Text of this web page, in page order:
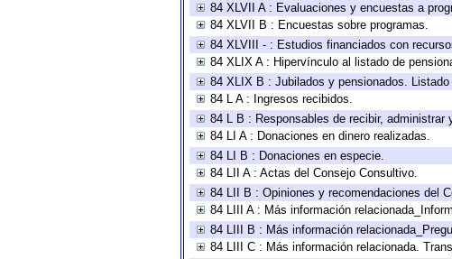
84 XLVII A : Evaluaciones y encuestas a
84 XLVII B : Encuestas sobre programas.
84 XLVIII - : Estudios financiados con
84 XLIX A : Hipervínculo al listado de
84 XLIX B : Jubilados y pensionados.
84 L A : Ingresos recibidos.
84 L B : Responsables de recibir, administrar
84 LI A : Donaciones en dinero realizadas.
84 LI B : Donaciones en especie.
84 LII A : Actas del Consejo Consultivo.
84 LII B : Opiniones y recomendaciones del
84 LIII A : Más información
84 LIII B : Más información
84 LIII C : Más información relacionada.